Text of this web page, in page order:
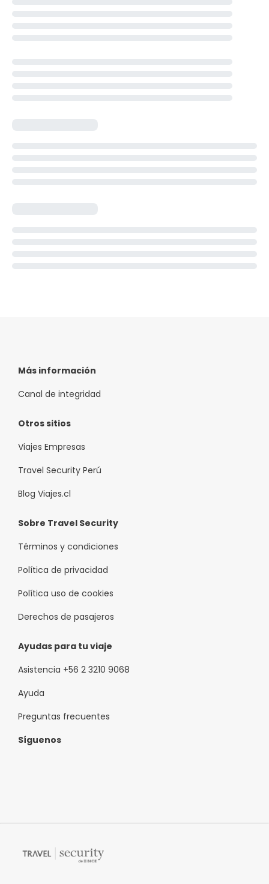
Más información
Canal de integridad
Otros sitios
Viajes Empresas
Travel Security Perú
Blog Viajes.cl
Sobre Travel Security
Términos y condiciones
Política de privacidad
Política uso de cookies
Derechos de pasajeros
Ayudas para tu viaje
Asistencia +56 2 3210 9068
Ayuda
Preguntas frecuentes
Síguenos